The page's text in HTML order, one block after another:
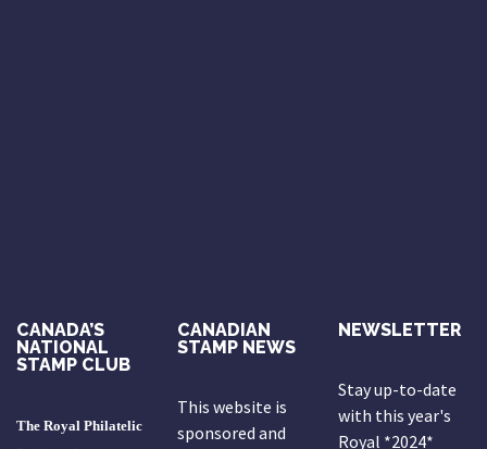
CANADA’S
NATIONAL
STAMP CLUB
The Royal Philatelic
CANADIAN
STAMP NEWS
This website is
sponsored and
NEWSLETTER
Stay up-to-date
with this year's
Royal *2024*